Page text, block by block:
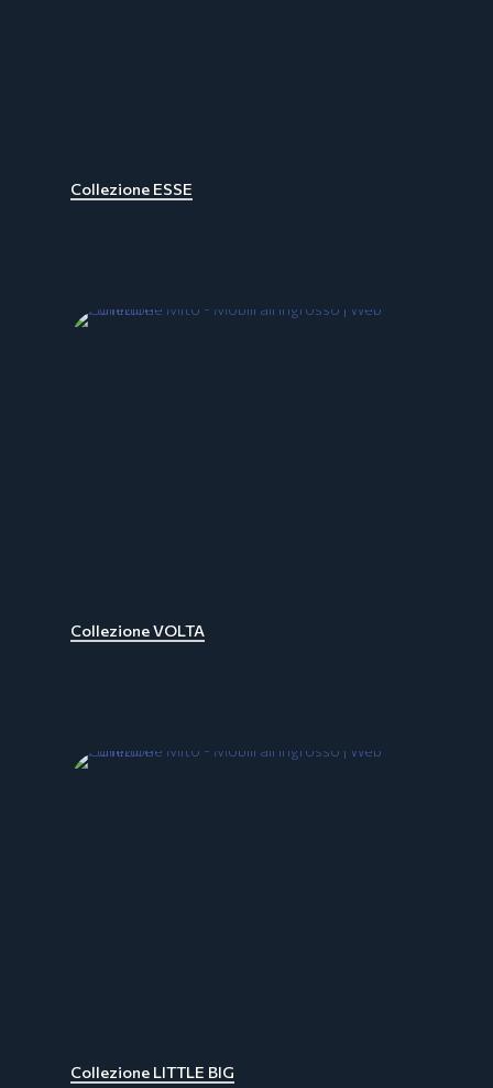
Collezione ESSE
Collezione VOLTA
Collezione LITTLE BIG